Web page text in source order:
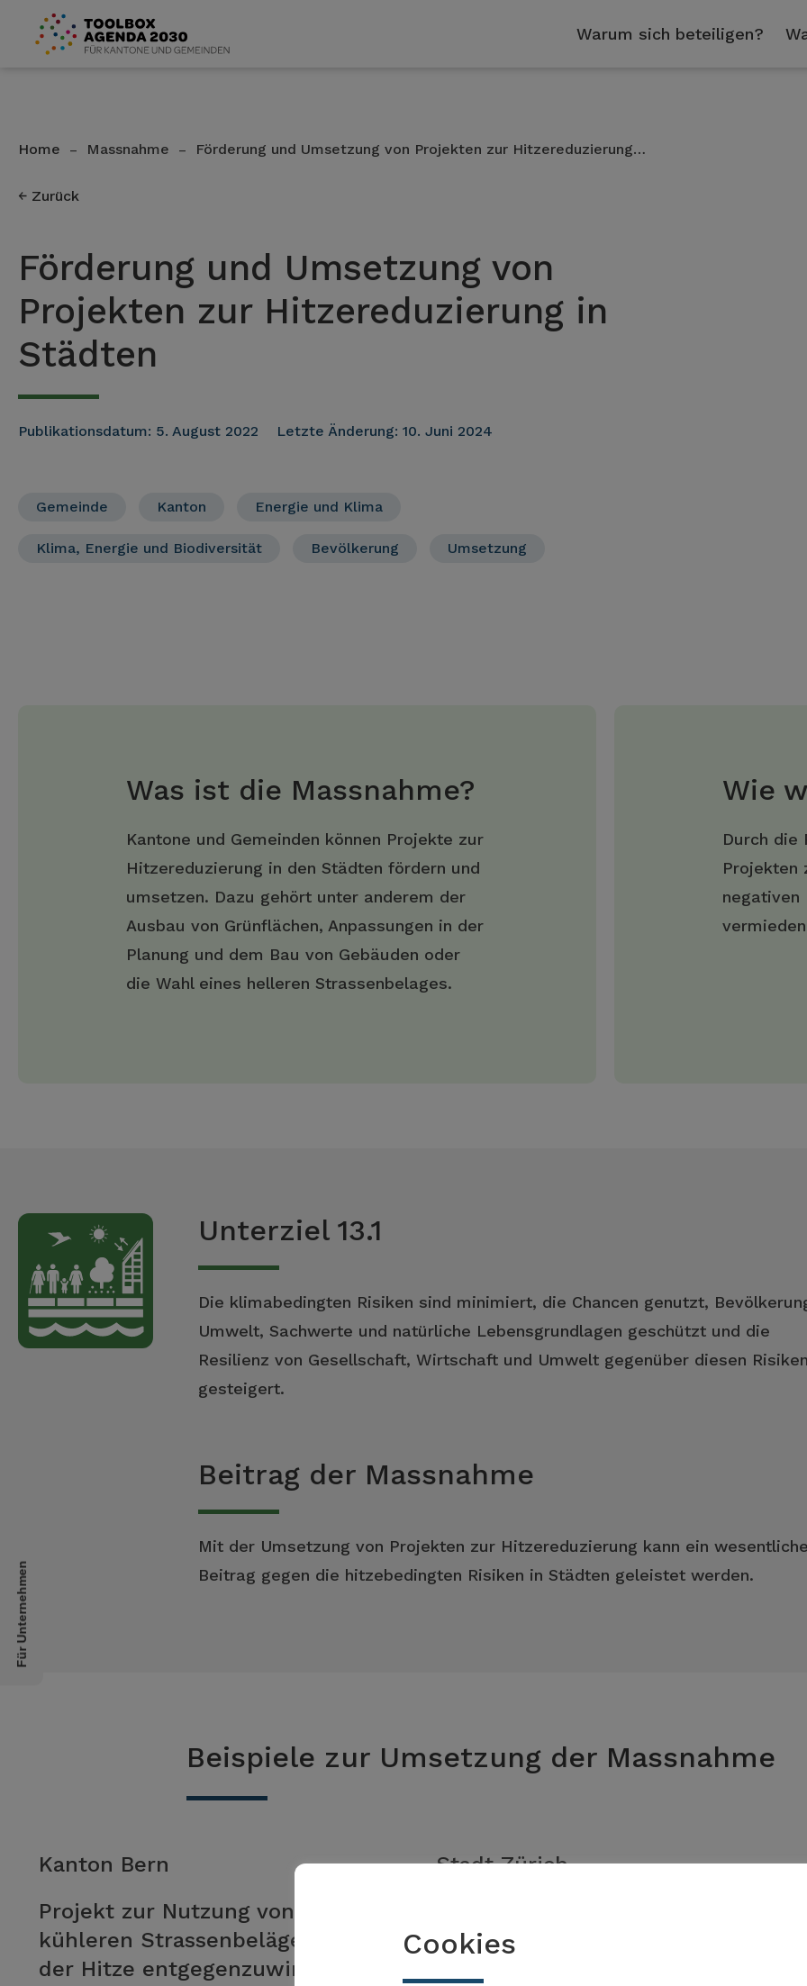
Warum sich beteiligen?
Home – Massnahme – Förderung und Umsetzung von Projekten zur Hitzereduzierung…
Zurück
Förderung und Umsetzung von
Projekten zur Hitzereduzierung in
Städten
Publikationsdatum: 5. August 2022 Letzte Änderung: 10. Juni 2024
Gemeinde Kanton Energie und Klima
Klima, Energie und Biodiversität Bevölkerung Umsetzung
Was ist die Massnahme?
Kantone und Gemeinden können Projekte zur
Hitzereduzierung in den Städten fördern und
umsetzen. Dazu gehört unter anderem der
Ausbau von Grünflächen, Anpassungen in der
Planung und dem Bau von Gebäuden oder
die Wahl eines helleren Strassenbelages.
Wie
Durch die
Projekten
negativen
Unterziel 13.1
Die klimabedingten Risiken sind minimiert, die Chancen genutzt,
Umwelt, Sachwerte und natürliche Lebensgrundlagen geschützt und die
Resilienz von Gesellschaft, Wirtschaft und Umwelt gegenüber diesen Risiken
gesteigert.
Beitrag der Massnahme
Mit der Umsetzung von Projekten zur Hitzereduzierung kann ein
Beitrag gegen die hitzebedingten Risiken in Städten geleistet werden.
Beispiele zur Umsetzung der Massnahme
Kanton Bern
Projekt zur Nutzung von
kühleren Strassenbelägen, um
der Hitze entgegenzuwirken
Stadt Zürich
Vorgaben in städtischen
Für Unternehmen
Cookies